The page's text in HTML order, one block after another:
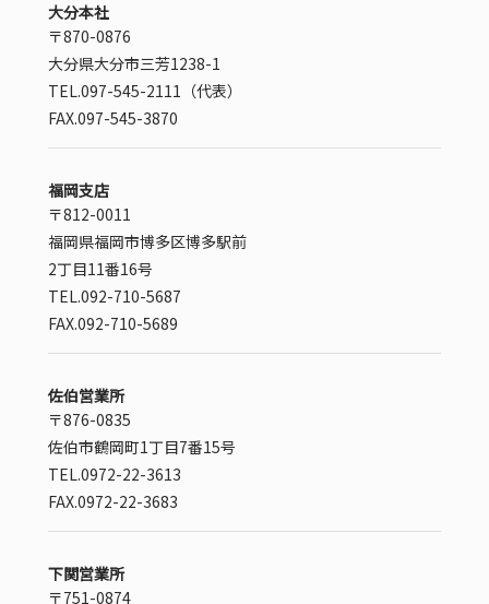
大分本社
〒870-0876
大分県大分市三芳1238-1
TEL.097-545-2111（代表）
FAX.097-545-3870
福岡支店
〒812-0011
福岡県福岡市博多区博多駅前
2丁目11番16号
TEL.092-710-5687
FAX.092-710-5689
佐伯営業所
〒876-0835
佐伯市鶴岡町1丁目7番15号
TEL.0972-22-3613
FAX.0972-22-3683
下関営業所
〒751-0874